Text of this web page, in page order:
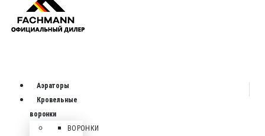
Аэраторы
Кровельные
воронки
ВОРОНКИ